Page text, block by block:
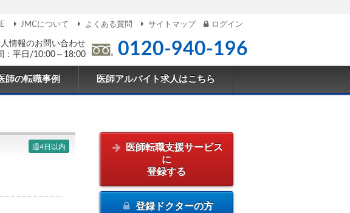
情報のお問い合わせ
：平日/10:00～18:00
0120-940-196
JMCについて よくある質問 サイトマップ ログイン
師の転職事例 医師アルバイト求人はこちら
週4日以内
医師転職支援サービス
に
登録する
登録ドクターの方